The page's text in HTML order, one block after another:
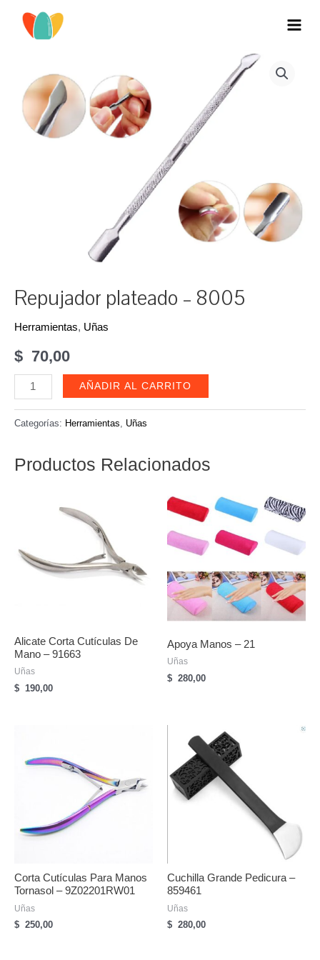
Repujador plateado – 8005
Herramientas, Uñas
$ 70,00
Repujador
plateado
-
cantidad
AÑADIR AL CARRITO
Categorías: Herramientas Uñas
Productos Relacionados
Alicate Corta Cutículas De
Mano – 91663
Uñas
$ 190,00
Apoya Manos – 21
Uñas
$ 280,00
Corta Cutículas Para Manos
Tornasol – 9Z02201RW01
Uñas
$ 250,00
Cuchilla Grande Pedicura –
859461
Uñas
$ 280,00